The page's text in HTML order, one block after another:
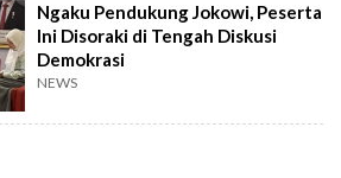
Ngaku Pendukung Jokowi, Peserta
Ini Disoraki di Tengah Diskusi
Demokrasi
NEWS